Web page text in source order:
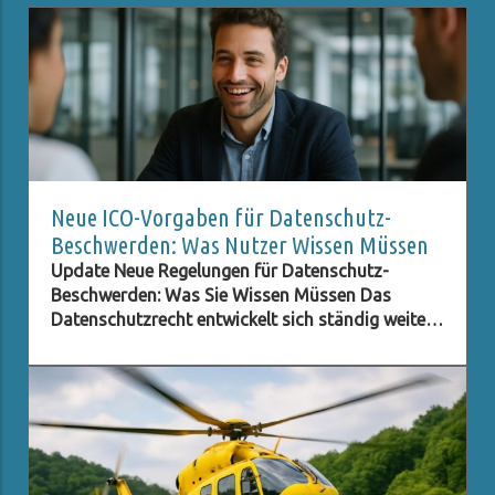
Neue ICO-Vorgaben für Datenschutz-
Beschwerden: Was Nutzer Wissen Müssen
Update Neue Regelungen für Datenschutz-
Beschwerden: Was Sie Wissen Müssen Das
Datenschutzrecht entwickelt sich ständig weiter,
Schutz persönlicher Daten immer wichtiger wird.
Eine der neuesten Entwicklungen betrifft die ICO
(Information Commissioner's Office) im
Vereinigten Königreich, die neue Verpflichtungen
für Beschwerden im Bereich des Datenschutzes
eingeführt hat. Diese Regelungen zielen darauf